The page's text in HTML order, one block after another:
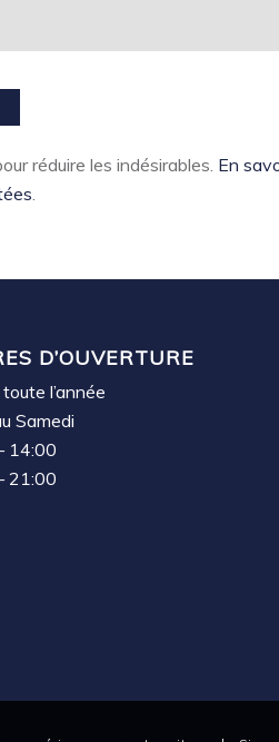
réduire les indésirables. En
.
D’OUVERTURE
l’année
Samedi
14:00
21:00